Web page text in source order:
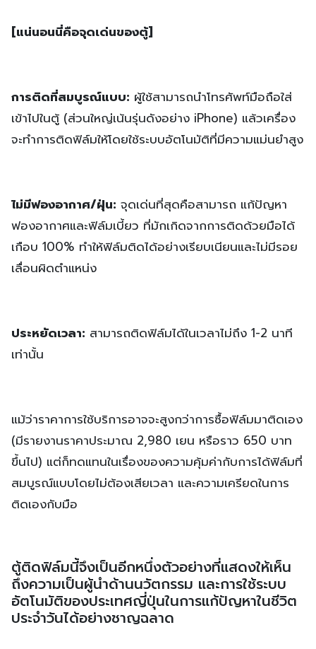
[แน่นอนนี่คือจุดเด่นของตู้]
การติดที่สมบูรณ์แบบ: ผู้ใช้สามารถนำโทรศัพท์มือถือใส่
เข้าไปในตู้ (ส่วนใหญ่เน้นรุ่นดังอย่าง iPhone) แล้วเครื่อง
จะทำการติดฟิล์มให้โดยใช้ระบบอัตโนมัติที่มีความแม่นยำสูง
ไม่มีฟองอากาศ/ฝุ่น: จุดเด่นที่สุดคือสามารถ แก้ปัญหา
ฟองอากาศและฟิล์มเบี้ยว ที่มักเกิดจากการติดด้วยมือได้
เกือบ 100% ทำให้ฟิล์มติดได้อย่างเรียบเนียนและไม่มีรอย
เลื่อนผิดตำแหน่ง
ประหยัดเวลา: สามารถติดฟิล์มได้ในเวลาไม่ถึง 1-2 นาที
เท่านั้น
แม้ว่าราคาการใช้บริการอาจจะสูงกว่าการซื้อฟิล์มมาติดเอง
(มีรายงานราคาประมาณ 2,980 เยน หรือราว 650 บาท
ขึ้นไป) แต่ก็ทดแทนในเรื่องของความคุ้มค่ากับการได้ฟิล์มที่
สมบูรณ์แบบโดยไม่ต้องเสียเวลา และความเครียดในการ
ติดเองกับมือ
ตู้ติดฟิล์มนี้จึงเป็นอีกหนึ่งตัวอย่างที่แสดงให้เห็น
ถึงความเป็นผู้นำด้านนวัตกรรม และการใช้ระบบ
อัตโนมัติของประเทศญี่ปุ่นในการแก้ปัญหาในชีวิต
ประจำวันได้อย่างชาญฉลาด